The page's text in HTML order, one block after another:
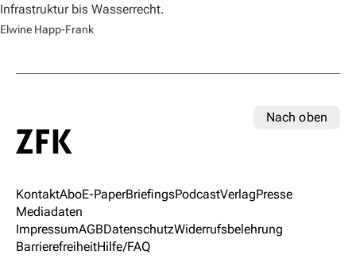
Infrastruktur bis Wasserrecht.
Elwine Happ-Frank
Nach oben
KontaktAboE-PaperBriefingsPodcastVerlagPresse
Mediadaten
ImpressumAGBDatenschutzWiderrufsbelehrung
BarrierefreiheitHilfe/FAQ